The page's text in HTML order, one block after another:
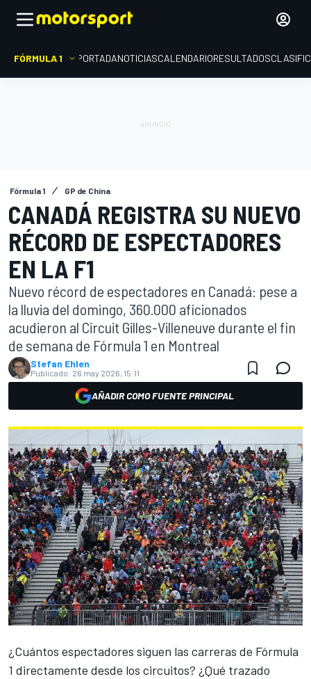
FÓRMULA 1 PORTADANOTICIASCALENDARIORESULTADOS
Fórmula 1 GP de China
CANADÁ REGISTRA SU NUEVO
RÉCORD DE ESPECTADORES
EN LA F1
Nuevo récord de espectadores en Canadá: pese a
la lluvia del domingo, 360.000 aficionados
acudieron al Circuit Gilles-Villeneuve durante el fin
de semana de Fórmula 1 en Montreal
Stefan Ehlen
Publicado: 26 may 2026, 15:11
AÑADIR COMO FUENTE PRINCIPAL
¿Cuántos espectadores siguen las carreras de Fórmula
1 directamente desde los circuitos? ¿Qué trazado